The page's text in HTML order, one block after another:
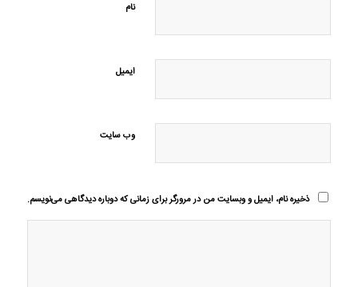
نام
ایمیل
وب‌ سایت
ذخیره نام، ایمیل و وبسایت من در مرورگر برای زمانی که دوباره دیدگاهی می‌نویسم.